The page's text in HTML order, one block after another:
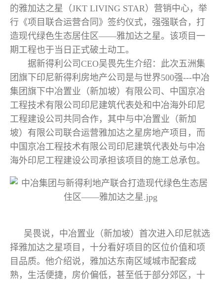
的雅加达之星（JKT LIVING STAR）营销中心，举
行《项目联合运营合同》签约仪式，强强联合，打
造现代绿色生态居住区——雅加达之星。该项目一
期工程也于当日正式破土动工。
据新得利公司CEO吴畏先生介绍：此次五洲集
团旗下印尼新得利房地产公司是与世界500强---中冶
集团旗下中冶置业（新加坡）有限公司、中国京冶
工程技术有限公司印尼建筑代表处和中冶海外印尼
工程建设公司共同合作，其中与中冶置业（新加
坡）有限公司联合运营雅加达之星房地产项目，而
中国京冶工程技术有限公司印尼建筑代表处与中冶
海外印尼工程建设公司承担该项目的施工总承包。
吴畏说，中冶置业（新加坡）首次进入印尼就选
择雅加达之星项目，十分看好项目的区位价值和项
目品质。他介绍说，雅加达东南区域城市配套成
熟，生活便捷，房价偏低，甚至低于部分郊区，十